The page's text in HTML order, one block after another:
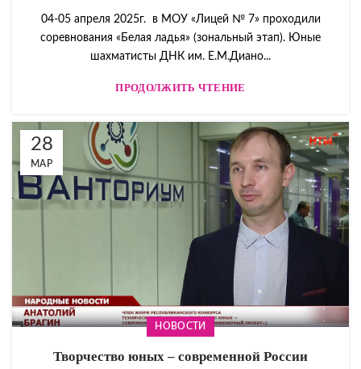
04-05 апреля 2025г. в МОУ «Лицей № 7» проходили
соревнования «Белая ладья» (зональный этап). Юные
шахматисты ДНК им. Е.М.Диано...
ПРОДОЛЖИТЬ ЧТЕНИЕ
28
МАР
НОВОСТИ
Творчество юных – современной России